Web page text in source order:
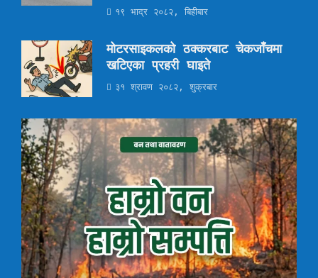
१९ भाद्र २०८२, बिहीबार
मोटरसाइकलको ठक्करबाट चेकजाँचमा
खटिएका प्रहरी घाइते
३१ श्रावण २०८२, शुक्रबार